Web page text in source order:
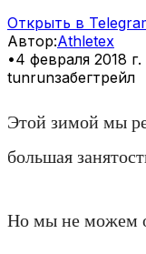
Открыть в
Автор:Athletex
•4 февраля 2018 г.
tunrunзабегтрейл
Этой зимой мы
большая
Но мы не можем